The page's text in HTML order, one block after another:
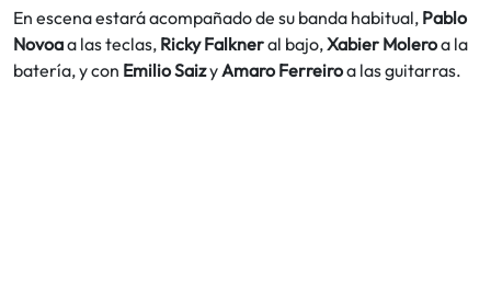
En escena estará acompañado de su banda habitual, Pablo
Novoaa las teclas, Ricky Falkneral bajo,Xabier Moleroa la
batería, y con Emilio SaizyAmaro Ferreiroa las guitarras.